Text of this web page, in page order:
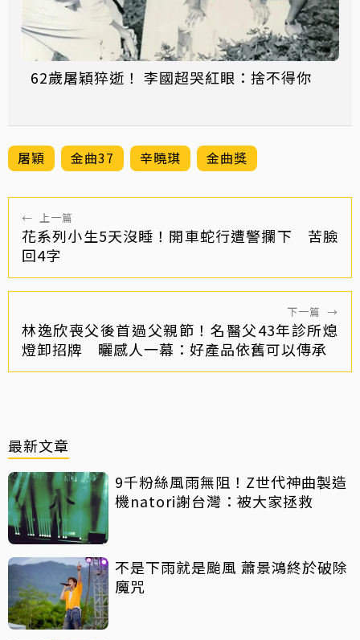
62歲屠穎猝逝！ 李國超哭紅眼：捨不得你
屠穎 金曲37 辛曉琪 金曲獎
← 上一篇
花系列小生5天沒睡！開車蛇行遭警攔下 苦臉
回4字
下一篇 →
林逸欣喪父後首過父親節！名醫父43年診所熄
燈卸招牌 曬感人一幕：好產品依舊可以傳承
最新文章
9千粉絲風雨無阻！Z世代神曲製造
機natori謝台灣：被大家拯救
不是下雨就是颱風 蕭景鴻終於破除
魔咒